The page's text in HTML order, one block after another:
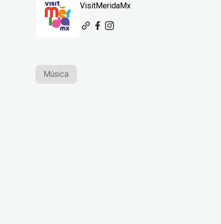
VisitMeridaMx
Música